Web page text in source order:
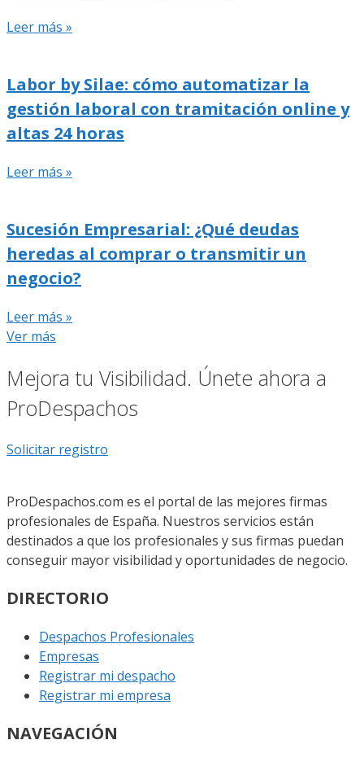
Leer más »
Labor by Silae: cómo automatizar la
gestión laboral con tramitación online y
altas 24 horas
Leer más »
Sucesión Empresarial: ¿Qué deudas
heredas al comprar o transmitir un
negocio?
Leer más »
Ver más
Mejora tu Visibilidad. Únete ahora a
ProDespachos
Solicitar registro
ProDespachos.com es el portal de las mejores firmas
profesionales de España. Nuestros servicios están
destinados a que los profesionales y sus firmas puedan
conseguir mayor visibilidad y oportunidades de negocio.
DIRECTORIO
Despachos Profesionales
Empresas
Registrar mi despacho
Registrar mi empresa
NAVEGACIÓN